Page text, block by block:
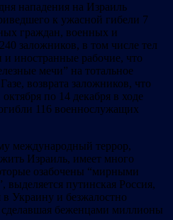
нападения на Израиль
к ужасной гибели 7
граждан, военных и
заложников, в том числе тел
иностранные рабочие, что
мечи” на тотальное
возврата заложников, что
по 14 декабря в ходе
116 военнослужащих
международный террор,
Израиль, имеет много
озабочены “мирными
выделяется путинская Россия,
Украину и безжалостно
беженцами миллионы